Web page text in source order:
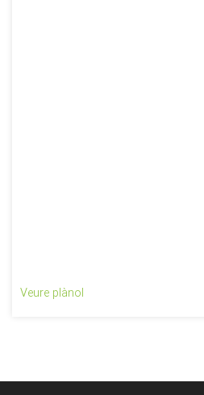
Veure plànol